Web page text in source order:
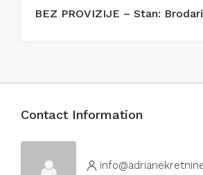
Contact Information